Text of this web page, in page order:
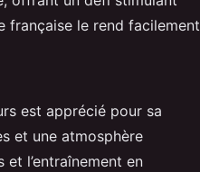
française le rend facilement
est apprécié pour sa
et une atmosphère
l’entraînement en